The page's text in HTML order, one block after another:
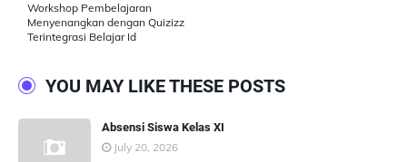
Workshop Pembelajaran
Menyenangkan dengan Quizizz
Terintegrasi Belajar Id
YOU MAY LIKE THESE POSTS
Absensi Siswa Kelas XI
July 20, 2026